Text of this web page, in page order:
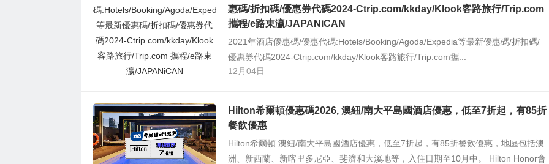
惠碼/折扣碼/優惠券代碼2024-Ctrip.com/kkday/Klook客路旅行/Trip.com
攜程/e路東瀛/JAPANiCAN
2021年酒店優惠碼/優惠代碼:Hotels/Booking/Agoda/Expedia等最新優惠碼/折扣碼/
優惠券代碼2024-Ctrip.com/kkday/Klook客路旅行/Trip.com攜...
12月04日
Hilton希爾頓優惠碼2026, 澳紐/南大平島國酒店優惠，低至7折起，有85折
餐飲優惠
Hilton希爾頓 澳紐/南大平島國酒店優惠，低至7折起，有85折餐飲優惠，地區包括澳
洲、新西蘭、新喀里多尼亞、斐濟和大溪地等，入住日期至10月中。 Hilton Honor會